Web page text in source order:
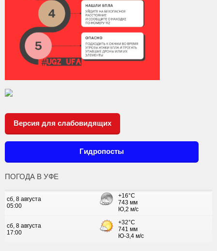
Версия для слабовидящих
Гидропосты
ПОГОДА В УФЕ